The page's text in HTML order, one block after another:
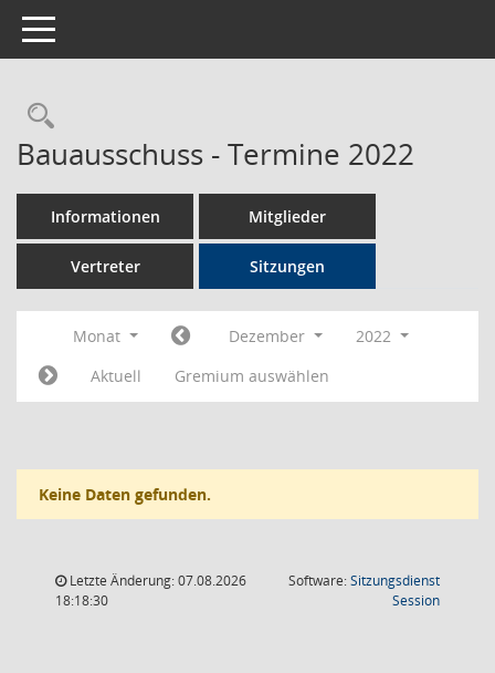
Toggle navigation
Rechercheauswahl
Bauausschuss - Termine 2022
Informationen Mitglieder
Vertreter Sitzungen
Monat Dezember
2022
Aktuell
Gremium auswählen
Keine Daten gefunden.
Letzte Änderung: 07.08.2026
18:18:30
Software:Sitzungsdienst
Session(Wird in